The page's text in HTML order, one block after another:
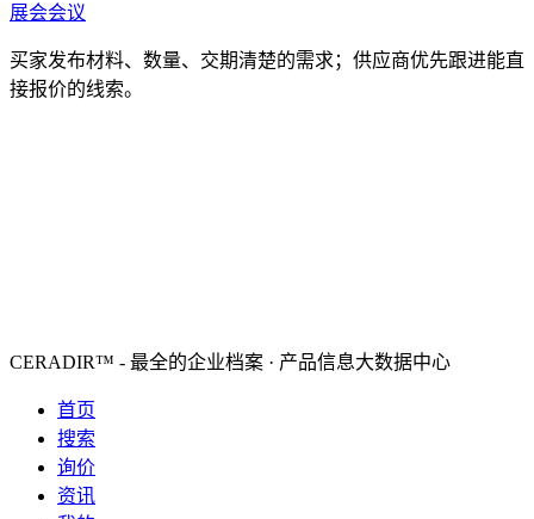
展会会议
买家发布材料、数量、交期清楚的需求；供应商优先跟进能直
接报价的线索。
CERADIR™ - 最全的企业档案 · 产品信息大数据中心
首页
搜索
询价
资讯